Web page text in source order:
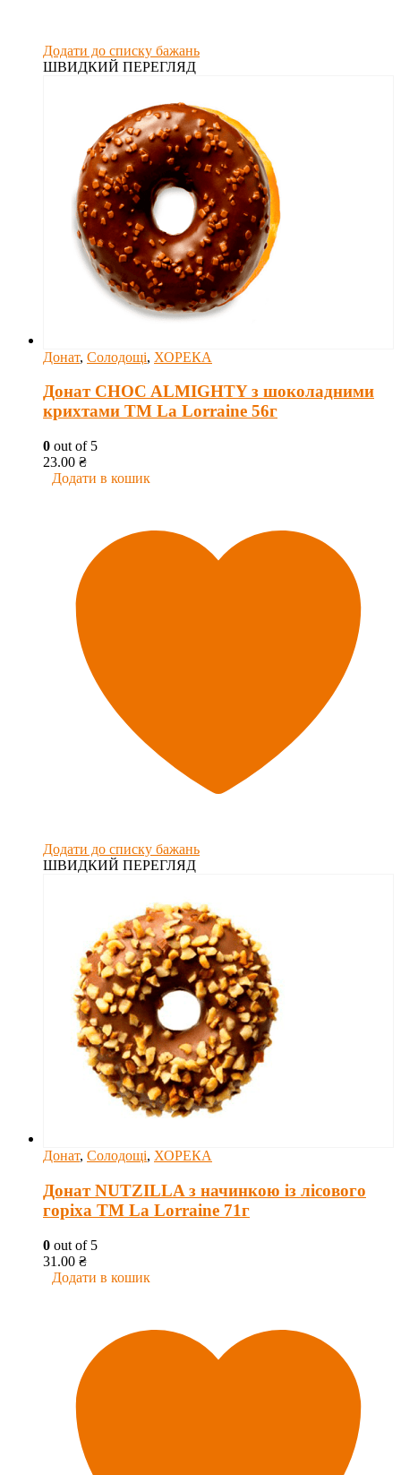
Додати до списку бажань
ШВИДКИЙ ПЕРЕГЛЯД
Донат, Солодощі, ХОРЕКА
Донат CHOC ALMIGHTY з шоколадними
крихтами ТМ La Lorraine 56г
0 out of 5
23.00 ₴
Додати в кошик
Додати до списку бажань
ШВИДКИЙ ПЕРЕГЛЯД
Донат, Солодощі, ХОРЕКА
Донат NUTZILLA з начинкою із лісового
горіха ТМ La Lorraine 71г
0 out of 5
31.00 ₴
Додати в кошик